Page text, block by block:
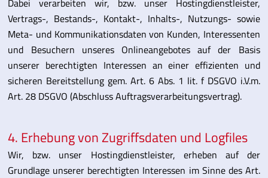
Dabei verarbeiten wir, bzw. unser Hostingdienstleister,
Vertrags-, Bestands-, Kontakt-, Inhalts-, Nutzungs- sowie
Meta- und Kommunikationsdaten von Kunden, Interessenten
und Besuchern unseres Onlineangebotes auf der Basis
unserer berechtigten Interessen an einer effizienten und
sicheren Bereitstellung gem. Art. 6 Abs. 1 lit. f DSGVO i.V.m.
Art. 28 DSGVO (Abschluss Auftragsverarbeitungsvertrag).
4. Erhebung von Zugriffsdaten und Logfiles
Wir, bzw. unser Hostingdienstleister, erheben auf der
Grundlage unserer berechtigten Interessen im Sinne des Art.